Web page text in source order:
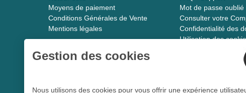
Moyens de paiement
Conditions Générales de Vente
Mentions légales
Mot de passe oublié
Consulter votre
Confidentialité des
Utilisation des
Distrimed.com 1989 - 2026
Gestion des cookies
Nous utilisons des cookies pour vous offrir une expérience